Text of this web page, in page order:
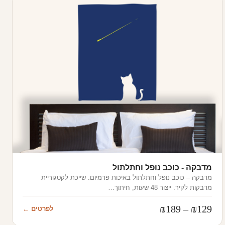
מדבקה - כוכב נופל וחתלתול
מדבקה – כוכב נופל וחתלתול באיכות פרמיום. שייכת לקטגוריית
מדבקות לקיר. ייצור 48 שעות, חיתוך…
₪129
–
₪189 לפרטים ←